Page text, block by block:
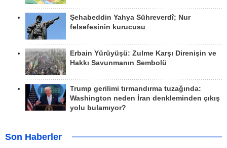
Şehabeddin Yahya Sühreverdî; Nur
felsefesinin kurucusu
Erbain Yürüyüşü: Zulme Karşı Direnişin ve
Hakkı Savunmanın Sembolü
Trump gerilimi tırmandırma tuzağında:
Washington neden İran denkleminden çıkış
yolu bulamıyor?
Son Haberler